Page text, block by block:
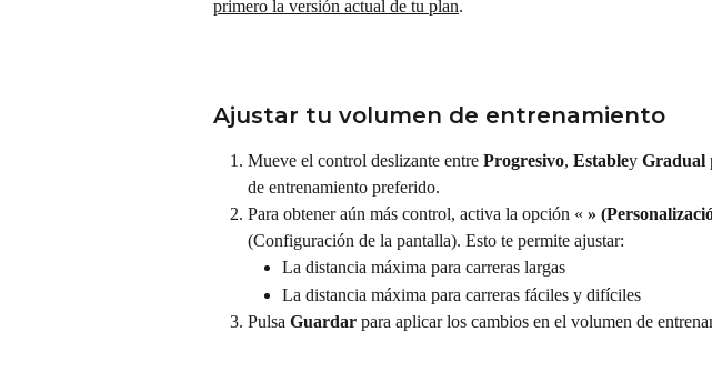
primero la versión actual de tu plan.
Ajustar tu volumen de entrenamiento
Mueve el control deslizante entre Progresivo, Establey Gradual
de entrenamiento preferido.
Para obtener aún más control, activa la opción « »
(Configuración de la pantalla). Esto te permite ajustar:
La distancia máxima para carreras largas
La distancia máxima para carreras fáciles y difíciles
Pulsa Guardar para aplicar los cambios en el volumen de